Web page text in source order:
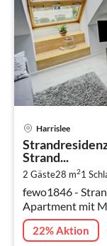
Harrislee
Strand...
2 Gäste28 m21
fewo1846 -
Apartment mit
22% Aktion